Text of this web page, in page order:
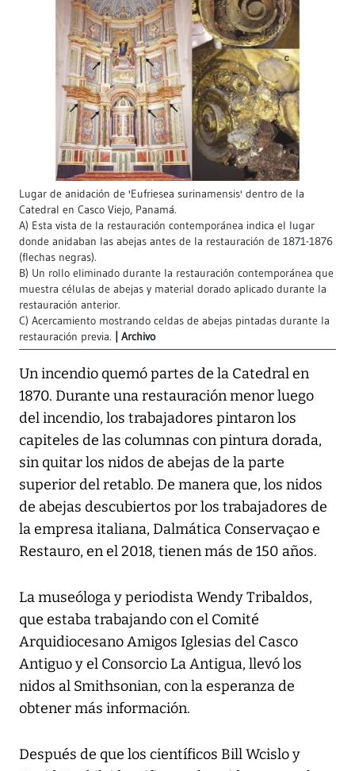
Lugar de anidación de 'Eufriesea surinamensis' dentro de la
Catedral en Casco Viejo, Panamá.
A) Esta vista de la restauración contemporánea indica el lugar
donde anidaban las abejas antes de la restauración de 1871-1876
(flechas negras).
B) Un rollo eliminado durante la restauración contemporánea que
muestra células de abejas y material dorado aplicado durante la
restauración anterior.
C) Acercamiento mostrando celdas de abejas pintadas durante la
restauración previa.
Archivo
Un incendio quemó partes de la Catedral en
1870. Durante una restauración menor luego
del incendio, los trabajadores pintaron los
capiteles de las columnas con pintura dorada,
sin quitar los nidos de abejas de la parte
superior del retablo. De manera que, los nidos
de abejas descubiertos por los trabajadores de
la empresa italiana, Dalmática Conservaçao e
Restauro, en el 2018, tienen más de 150 años.
La museóloga y periodista Wendy Tribaldos,
que estaba trabajando con el Comité
Arquidiocesano Amigos Iglesias del Casco
Antiguo y el Consorcio La Antigua, llevó los
nidos al Smithsonian, con la esperanza de
obtener más información.
Después de que los científicos Bill Wcislo y